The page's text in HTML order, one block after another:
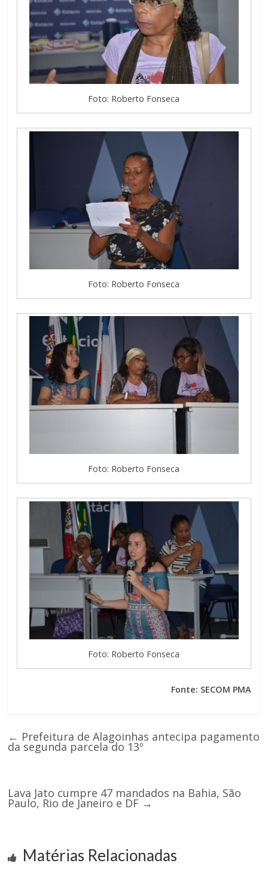
Foto: Roberto Fonseca
Foto: Roberto Fonseca
Foto: Roberto Fonseca
Foto: Roberto Fonseca
Fonte: SECOM PMA
← Prefeitura de Alagoinhas antecipa pagamento
da segunda parcela do 13º
Lava Jato cumpre 47 mandados na Bahia, São
Paulo, Rio de Janeiro e DF →
Matérias Relacionadas